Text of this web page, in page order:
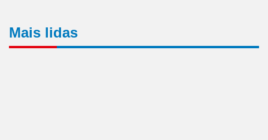
Mais lidas